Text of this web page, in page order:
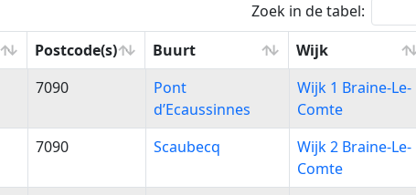
Zoek in de tabel:
Postcode(s) Buurt Wijk
Postcode(s) Buurt Wijk
7090
Pont
d’Ecaussinnes
Wijk 1 Braine-Le-
Comte
7090 Scaubecq
Wijk 2 Braine-Le-
Comte